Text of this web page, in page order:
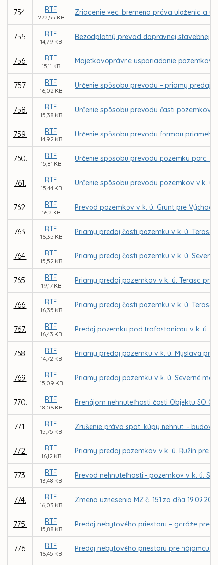
754. RTF
272,55 KB
Zriadenie vec. bremena práva uloženia a
755. RTF
14,79 KB
Bezodplatný prevod dopravnej stavebnej
756. RTF
15,11 KB
Majetkovoprávne usporiadanie pozemkov
757. RTF
16,02 KB
Určenie spôsobu prevodu – priamy predaj
758. RTF
15,38 KB
Určenie spôsobu prevodu časti pozemkov
759. RTF
14,92 KB
Určenie spôsobu prevodu formou
760. RTF
15,81 KB
Určenie spôsobu prevodu pozemku parc.
761. RTF
15,44 KB
Určenie spôsobu prevodu pozemkov v k.
762. RTF
16,2 KB
Prevod pozemkov v k. ú. Grunt pre
763. RTF
16,35 KB
Priamy predaj časti pozemku v k. ú.
764. RTF
15,52 KB
Priamy predaj časti pozemku v k. ú.
765. RTF
19,17 KB
Priamy predaj pozemkov v k. ú. Terasa pre
766. RTF
16,35 KB
Priamy predaj časti pozemku v k. ú. Terasa
767. RTF
16,43 KB
Predaj pozemku pod trafostanicou v k. ú.
768. RTF
14,72 KB
Priamy predaj pozemku v k. ú. Myslava pre
769. RTF
15,09 KB
Priamy predaj pozemku v k. ú. Severné
770. RTF
18,06 KB
Prenájom nehnuteľnosti časti Objektu SO
771. RTF
15,75 KB
Zrušenie práva spät. kúpy nehnut. - budovy
772. RTF
16,12 KB
Priamy predaj pozemkov v k. ú. Ružín pre
773. RTF
13,48 KB
Prevod nehnuteľnosti - pozemkov v k. ú.
774. RTF
16,03 KB
Zmena uznesenia MZ č. 151 zo dňa
775. RTF
15,88 KB
Predaj nebytového priestoru – garáže pre
776. RTF
16,45 KB
Predaj nebytového priestoru pre nájomcu